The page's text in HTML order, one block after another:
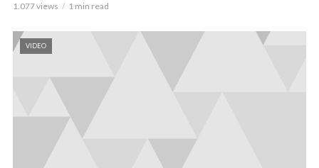
1.077 views 1 min read
VIDEO